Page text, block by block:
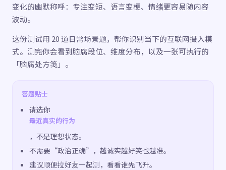
变化的幽默称呼：专注变短、语言变梗、情绪更容易随内容
波动。
这份测试用 20 道日常场景题，帮你识别当下的互联网摄入模
式。测完你会看到脑腐段位、维度分布，以及一张可执行的
「脑腐处方笺」。
答题贴士
请选你
最近真实的行为
，不是理想状态。
不需要“政治正确”，越诚实越好笑也越准。
建议顺便拉好友一起测，看看谁先飞升。